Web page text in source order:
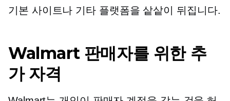
기본 사이트나 기타 플랫폼을 샅샅이 뒤집니다.
Walmart 판매자를 위한 추
가 자격